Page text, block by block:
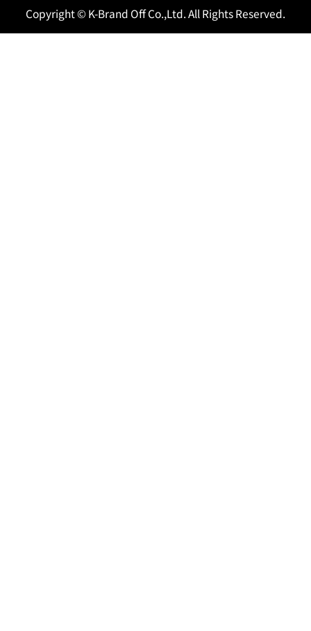
Copyright © K-Brand Off Co.,Ltd. All Rights Reserved.